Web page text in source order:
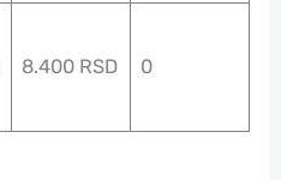
8.400 RSD 0